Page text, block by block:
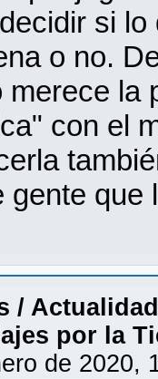
si
o no.
merece la
con el
gente que
/ Actualidad
por la
de 2020,